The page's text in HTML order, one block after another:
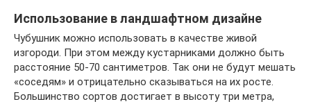
Использование в ландшафтном дизайне
Чубушник можно использовать в качестве живой
изгороди. При этом между кустарниками должно быть
расстояние 50-70 сантиметров. Так они не будут мешать
«соседям» и отрицательно сказываться на их росте.
Большинство сортов достигает в высоту три метра,